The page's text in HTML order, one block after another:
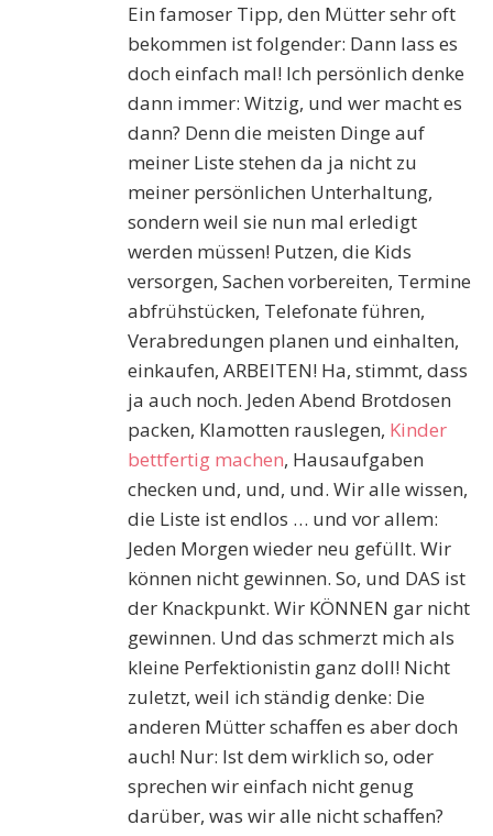
Ein famoser Tipp, den Mütter sehr oft
bekommen ist folgender: Dann lass es
doch einfach mal! Ich persönlich denke
dann immer: Witzig, und wer macht es
dann? Denn die meisten Dinge auf
meiner Liste stehen da ja nicht zu
meiner persönlichen Unterhaltung,
sondern weil sie nun mal erledigt
werden müssen! Putzen, die Kids
versorgen, Sachen vorbereiten, Termine
abfrühstücken, Telefonate führen,
Verabredungen planen und einhalten,
einkaufen, ARBEITEN! Ha, stimmt, dass
ja auch noch. Jeden Abend Brotdosen
packen, Klamotten rauslegen, Kinder
bettfertig machen, Hausaufgaben
checken und, und, und. Wir alle wissen,
die Liste ist endlos … und vor allem:
Jeden Morgen wieder neu gefüllt. Wir
können nicht gewinnen. So, und DAS ist
der Knackpunkt. Wir KÖNNEN gar nicht
gewinnen. Und das schmerzt mich als
kleine Perfektionistin ganz doll! Nicht
zuletzt, weil ich ständig denke: Die
anderen Mütter schaffen es aber doch
auch! Nur: Ist dem wirklich so, oder
sprechen wir einfach nicht genug
darüber, was wir alle nicht schaffen?